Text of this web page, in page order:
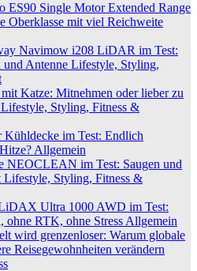
ES90 Single Motor Extended Range
Oberklasse mit viel Reichweite
Navimow i208 LiDAR im Test:
Antenne Lifestyle, Styling,
Katze: Mitnehmen oder lieber zu
Lifestyle, Styling, Fitness &
Kühldecke im Test: Endlich
Allgemein
NEOCLEAN im Test: Saugen und
Lifestyle, Styling, Fitness &
Ultra 1000 AWD im Test:
ohne RTK, ohne Stress Allgemein
wird grenzenloser: Warum globale
Reisegewohnheiten verändern